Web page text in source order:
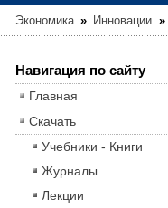
Экономика » Инновации »
Навигация по сайту
Главная
Скачать
Учебники - Книги
Журналы
Лекции